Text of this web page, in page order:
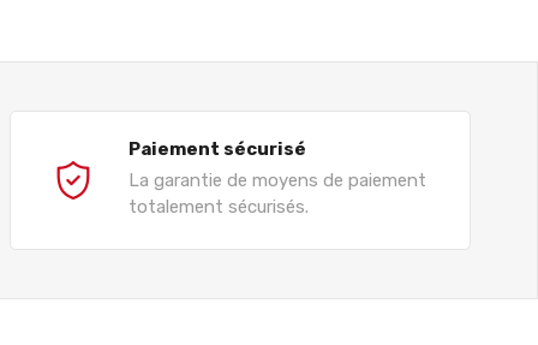
Paiement sécurisé
La garantie de moyens de paiement
totalement sécurisés.